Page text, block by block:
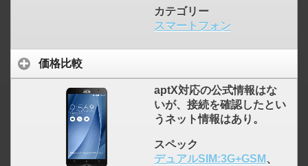
カテゴリー
スマートフォン
価格比較
aptX対応の公式情報はな
いが、接続を確認したとい
うネット情報はあり。
スペック
デュアルSIM:3G+GSM、